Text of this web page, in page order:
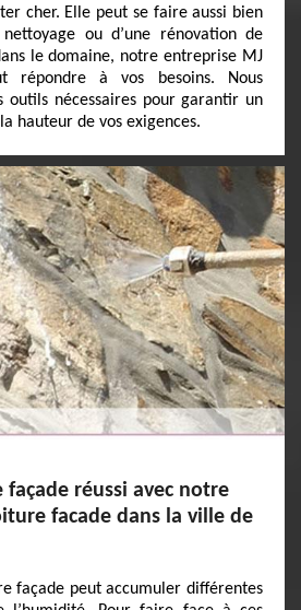
cher. Elle peut se faire aussi bien
ou d’une rénovation de
le domaine, notre entreprise MJ
répondre à vos besoins. Nous
outils nécessaires pour garantir un
hauteur de vos exigences.
façade réussi avec notre
facade dans la ville de
façade peut accumuler différentes